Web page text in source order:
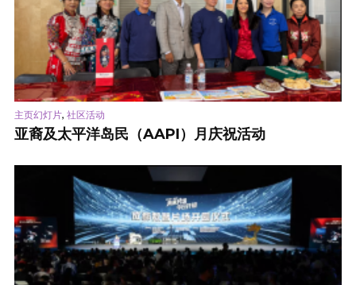
主页幻灯片, 社区活动
亚裔及太平洋岛民（AAPI）月庆祝活动